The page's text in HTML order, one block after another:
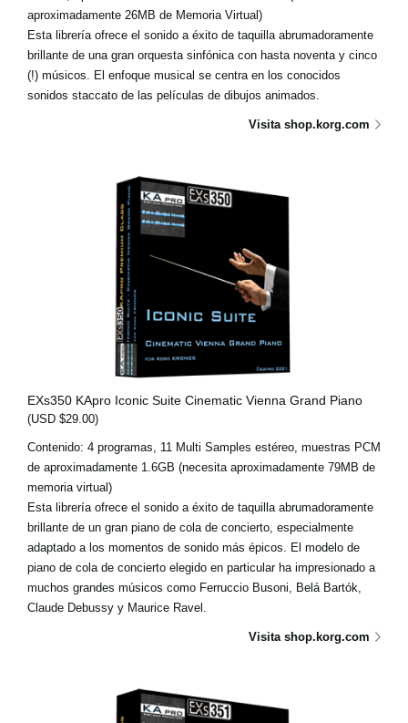
aproximadamente 26MB de Memoria Virtual)
Esta librería ofrece el sonido a éxito de taquilla abrumadoramente
brillante de una gran orquesta sinfónica con hasta noventa y cinco
(!) músicos. El enfoque musical se centra en los conocidos
sonidos staccato de las películas de dibujos animados.
Visita shop.korg.com
EXs350 KApro Iconic Suite Cinematic Vienna Grand Piano
(USD $29.00)
Contenido: 4 programas, 11 Multi Samples estéreo, muestras PCM
de aproximadamente 1.6GB (necesita aproximadamente 79MB de
memoria virtual)
Esta librería ofrece el sonido a éxito de taquilla abrumadoramente
brillante de un gran piano de cola de concierto, especialmente
adaptado a los momentos de sonido más épicos. El modelo de
piano de cola de concierto elegido en particular ha impresionado a
muchos grandes músicos como Ferruccio Busoni, Belá Bartók,
Claude Debussy y Maurice Ravel.
Visita shop.korg.com